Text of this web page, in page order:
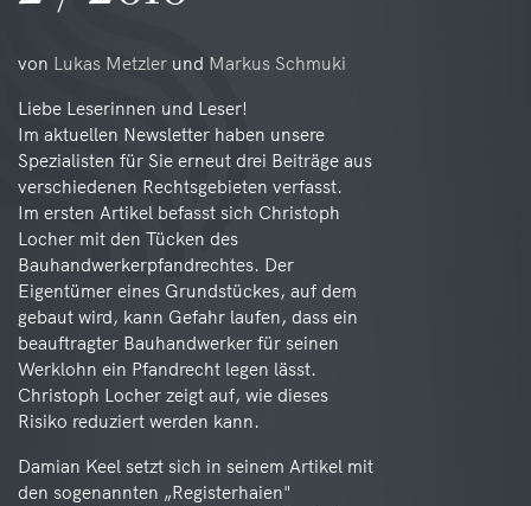
von Lukas Metzler und Markus Schmuki
Liebe Leserinnen und Leser!
Im aktuellen Newsletter haben unsere
Spezialisten für Sie erneut drei Beiträge aus
verschiedenen Rechtsgebieten verfasst.
Im ersten Artikel befasst sich Christoph
Locher mit den Tücken des
Bauhandwerkerpfandrechtes. Der
Eigentümer eines Grundstückes, auf dem
gebaut wird, kann Gefahr laufen, dass ein
beauftragter Bauhandwerker für seinen
Werklohn ein Pfandrecht legen lässt.
Christoph Locher zeigt auf, wie dieses
Risiko reduziert werden kann.
Damian Keel setzt sich in seinem Artikel mit
den sogenannten „Registerhaien"